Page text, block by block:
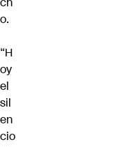
o.
“H
oy
el
sil
en
cio